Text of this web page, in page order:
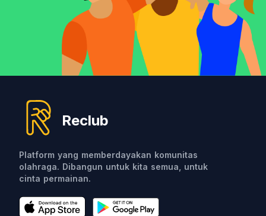
Reclub
Platform yang memberdayakan komunitas
olahraga. Dibangun untuk kita semua, untuk
cinta permainan.